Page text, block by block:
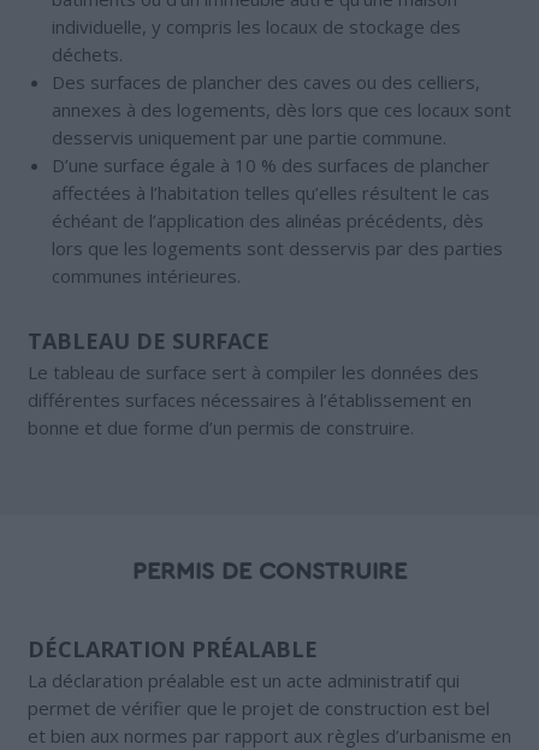
individuelle, y compris les locaux de stockage des
déchets.
Des surfaces de plancher des caves ou des celliers,
annexes à des logements, dès lors que ces locaux sont
desservis uniquement par une partie commune.
D’une surface égale à 10 % des surfaces de plancher
affectées à l’habitation telles qu’elles résultent le cas
échéant de l’application des alinéas précédents, dès
lors que les logements sont desservis par des parties
communes intérieures.
TABLEAU DE SURFACE
Le tableau de surface sert à compiler les données des
différentes surfaces nécessaires à l’établissement en
bonne et due forme d’un permis de construire.
PERMIS DE CONSTRUIRE
DÉCLARATION PRÉALABLE
La déclaration préalable est un acte administratif qui
permet de vérifier que le projet de construction est bel
et bien aux normes par rapport aux règles d’urbanisme en